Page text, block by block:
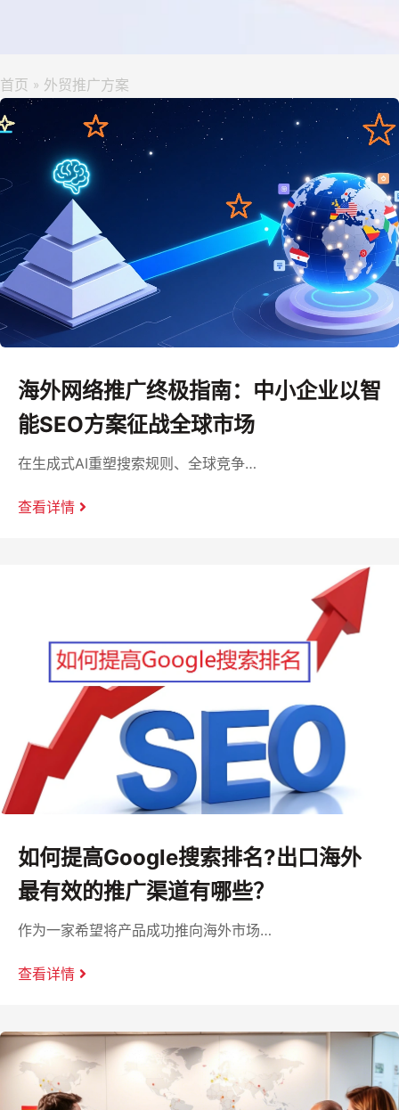
首页 » 外贸推广方案
海外网络推广终极指南：中小企业以智
能SEO方案征战全球市场
在生成式AI重塑搜索规则、全球竞争…
查看详情
如何提高Google搜索排名?出口海外
最有效的推广渠道有哪些？
作为一家希望将产品成功推向海外市场…
查看详情